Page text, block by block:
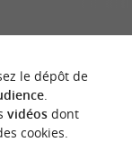
le dépôt de
.
vidéosdont
cookies.